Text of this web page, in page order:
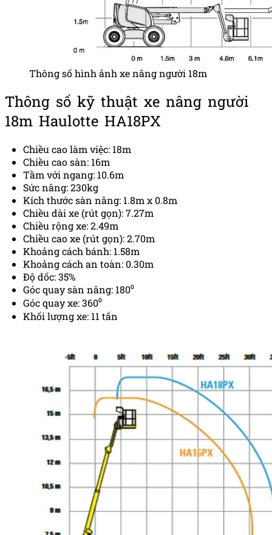
Thông số hình ảnh xe nâng người 18m
Thông số kỹ thuật xe nâng người
18m Haulotte HA18PX
Chiều cao làm việc: 18m
Chiều cao sàn: 16m
Tầm với ngang: 10.6m
Sức nâng: 230kg
Kích thước sàn nâng: 1.8m x 0.8m
Chiều dài xe (rút gọn): 7.27m
Chiều rộng xe: 2.49m
Chiều cao xe (rút gọn): 2.70m
Khoảng cách bánh: 1.58m
Khoảng cách an toàn: 0.30m
Độ dốc: 35%
Góc quay sàn nâng: 180⁰
Góc quay xe: 360⁰
Khối lượng xe: 11 tấn